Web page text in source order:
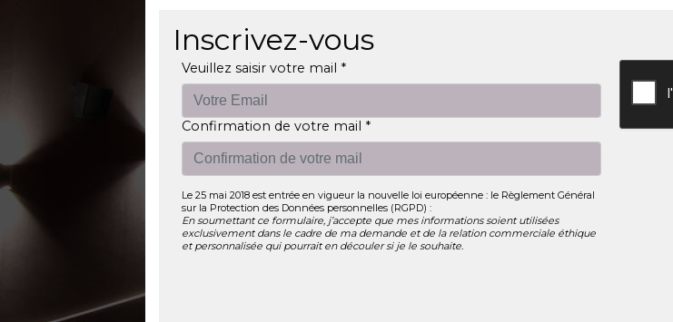
Inscrivez-vous
Veuillez saisir votre mail *
Confirmation de votre mail *
Le 25 mai 2018 est entrée en vigueur la nouvelle loi européenne : le Règlement Général
sur la Protection des Données personnelles (RGPD) :
En soumettant ce formulaire, j’accepte que mes informations soient utilisées
exclusivement dans le cadre de ma demande et de la relation commerciale éthique
et personnalisée qui pourrait en découler si je le souhaite.